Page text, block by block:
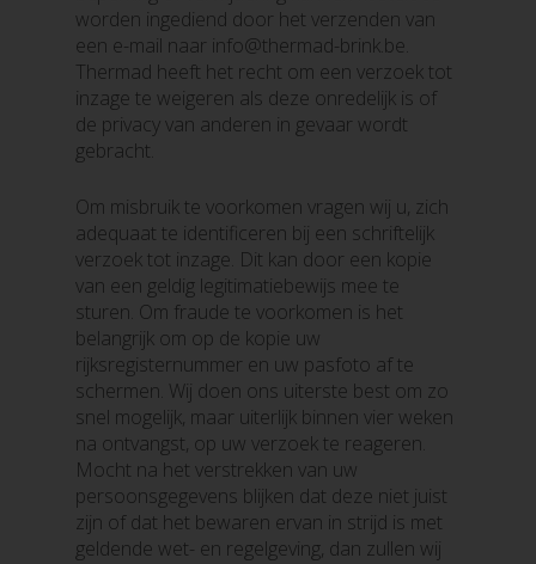
worden ingediend door het verzenden van
een e-mail naar info@thermad-brink.be.
Thermad heeft het recht om een verzoek tot
inzage te weigeren als deze onredelijk is of
de privacy van anderen in gevaar wordt
gebracht.
Om misbruik te voorkomen vragen wij u, zich
adequaat te identificeren bij een schriftelijk
verzoek tot inzage. Dit kan door een kopie
van een geldig legitimatiebewijs mee te
sturen. Om fraude te voorkomen is het
belangrijk om op de kopie uw
rijksregisternummer en uw pasfoto af te
schermen. Wij doen ons uiterste best om zo
snel mogelijk, maar uiterlijk binnen vier weken
na ontvangst, op uw verzoek te reageren.
Mocht na het verstrekken van uw
persoonsgegevens blijken dat deze niet juist
zijn of dat het bewaren ervan in strijd is met
geldende wet- en regelgeving, dan zullen wij